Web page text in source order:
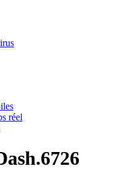
réel